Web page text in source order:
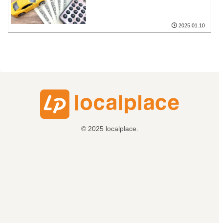
2025.01.10
© 2025 localplace.